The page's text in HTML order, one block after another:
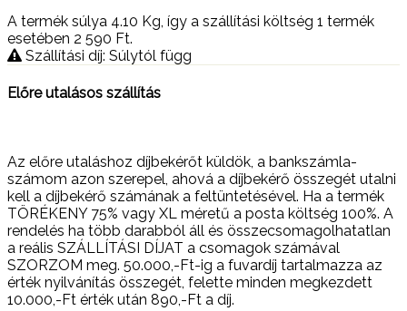
A termék súlya 4.10 Kg, így a szállítási költség 1 termék
esetében 2 590 Ft.
Szállítási díj: Súlytól függ
Előre utalásos szállítás
Az előre utaláshoz díjbekérőt küldök, a bankszámla-
számom azon szerepel, ahová a díjbekérő összegét utalni
kell a díjbekérő számának a feltüntetésével. Ha a termék
TÖRÉKENY 75% vagy XL méretű a posta költség 100%. A
rendelés ha több darabból áll és összecsomagolhatatlan
a reális SZÁLLÍTÁSI DÍJAT a csomagok számával
SZORZOM meg. 50.000,-Ft-ig a fuvardíj tartalmazza az
érték nyilvánítás összegét, felette minden megkezdett
10.000,-Ft érték után 890,-Ft a díj.